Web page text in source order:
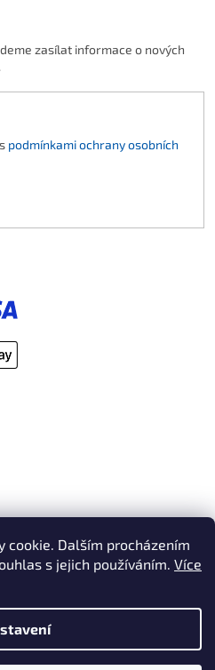
cookie. Dalším procházením
s jejich používáním. Více
zasílat informace o nových
podmínkami ochrany osobních
Shoptet